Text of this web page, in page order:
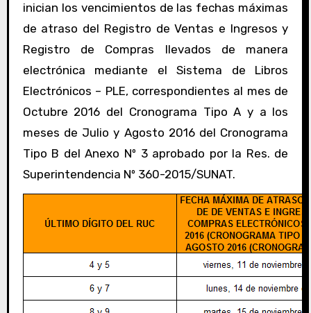
inician los vencimientos de las fechas máximas
de atraso del Registro de Ventas e Ingresos y
Registro de Compras llevados de manera
electrónica mediante el Sistema de Libros
Electrónicos – PLE, correspondientes al mes de
Octubre 2016 del Cronograma Tipo A y a los
meses de Julio y Agosto 2016 del Cronograma
Tipo B del Anexo Nº 3 aprobado por la Res. de
Superintendencia Nº 360-2015/SUNAT.